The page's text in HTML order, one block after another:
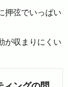
押弦でいっぱい
が収まりにくい